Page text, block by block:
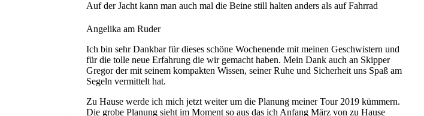
Auf der Jacht kann man auch mal die Beine still halten anders als auf Fahrrad
Angelika am Ruder
Ich bin sehr Dankbar für dieses schöne Wochenende mit meinen Geschwistern und
für die tolle neue Erfahrung die wir gemacht haben. Mein Dank auch an Skipper
Gregor der mit seinem kompakten Wissen, seiner Ruhe und Sicherheit uns Spaß am
Segeln vermittelt hat.
Zu Hause werde ich mich jetzt weiter um die Planung meiner Tour 2019 kümmern.
Die grobe Planung sieht im Moment so aus das ich Anfang März von zu Hause